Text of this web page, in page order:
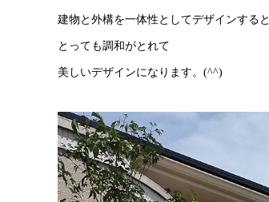
建物と外構を一体性としてデザインすると
とっても調和がとれて
美しいデザインになります。(^^)